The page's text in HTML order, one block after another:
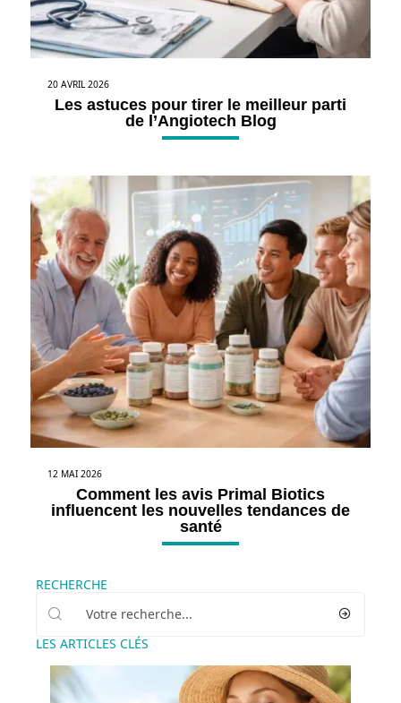
20 AVRIL 2026
Les astuces pour tirer le meilleur parti
de l’Angiotech Blog
12 MAI 2026
Comment les avis Primal Biotics
influencent les nouvelles tendances de
santé
RECHERCHE
LES ARTICLES CLÉS